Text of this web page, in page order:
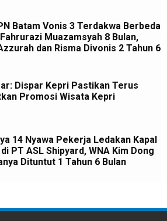
Batam Vonis 3 Terdakwa Berbeda
Muazamsyah 8 Bulan,
dan Risma Divonis 2 Tahun 6
Dispar Kepri Pastikan Terus
Promosi Wisata Kepri
14 Nyawa Pekerja Ledakan Kapal
PT ASL Shipyard, WNA Kim Dong
Dituntut 1 Tahun 6 Bulan